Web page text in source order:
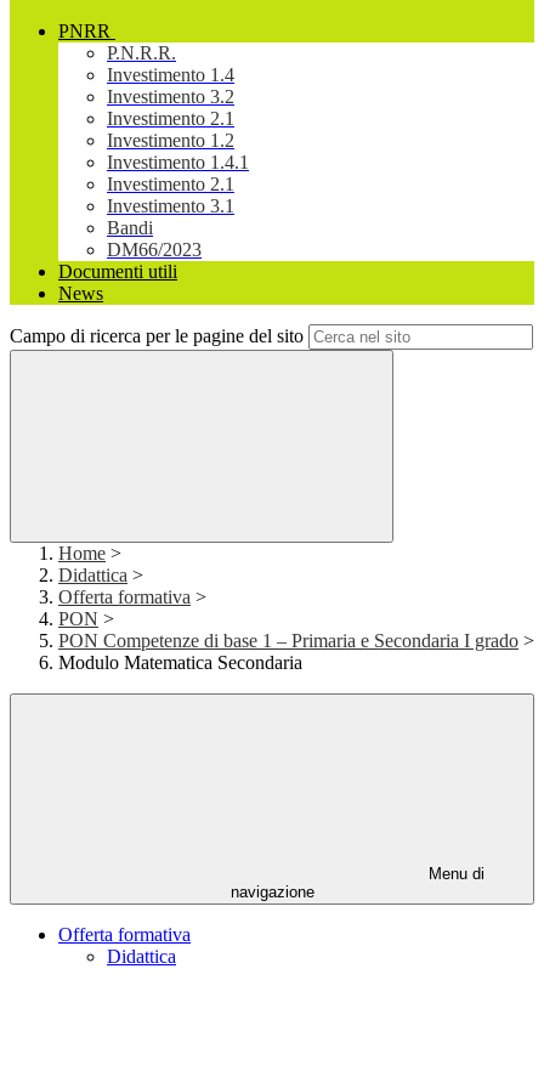
PNRR
P.N.R.R.
Investimento 1.4
Investimento 3.2
Investimento 2.1
Investimento 1.2
Investimento 1.4.1
Investimento 2.1
Investimento 3.1
Bandi
DM66/2023
Documenti utili
News
Campo di ricerca per le pagine del sito
Home >
Didattica >
Offerta formativa >
PON >
PON Competenze di base 1 – Primaria e Secondaria I grado >
Modulo Matematica Secondaria
Menu di
navigazione
Offerta formativa
Didattica